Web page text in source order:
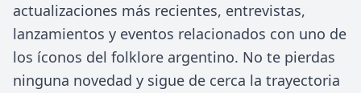
actualizaciones más recientes, entrevistas,
lanzamientos y eventos relacionados con uno de
los íconos del folklore argentino. No te pierdas
ninguna novedad y sigue de cerca la trayectoria